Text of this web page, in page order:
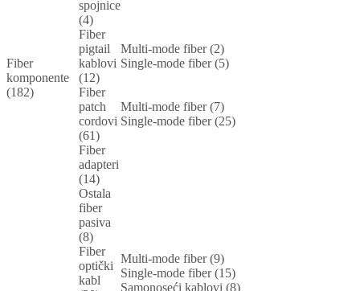
Fiber
komponente
(182)
spojnice
(4)
Fiber
pigtail
kablovi
(12)
Multi-mode fiber (2)
Single-mode fiber (5)
Fiber
patch
cordovi
(61)
Multi-mode fiber (7)
Single-mode fiber (25)
Fiber
adapteri
(14)
Ostala
fiber
pasiva
(8)
Fiber
optički
kabl
Multi-mode fiber (9)
Single-mode fiber (15)
Samonoseći kablovi (8)